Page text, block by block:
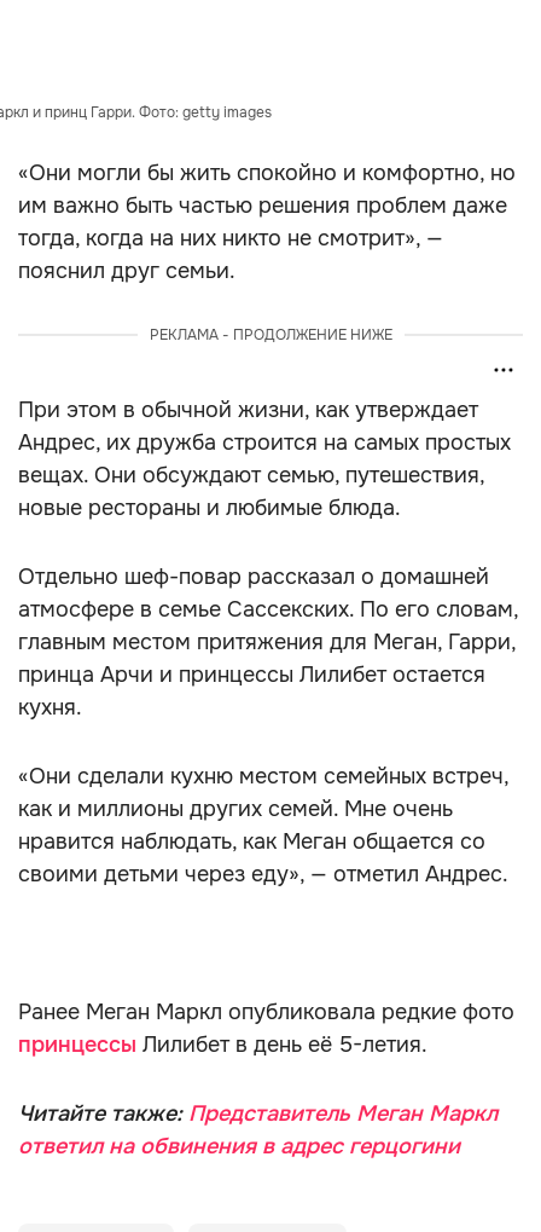
и принц Гарри. Фото: getty images
«Они могли бы жить спокойно и комфортно, но
им важно быть частью решения проблем даже
тогда, когда на них никто не смотрит», —
пояснил друг семьи.
РЕКЛАМА - ПРОДОЛЖЕНИЕ НИЖЕ
При этом в обычной жизни, как утверждает
Андрес, их дружба строится на самых простых
вещах. Они обсуждают семью, путешествия,
новые рестораны и любимые блюда.
Отдельно шеф-повар рассказал о домашней
атмосфере в семье Сассекских. По его словам,
главным местом притяжения для Меган, Гарри,
принца Арчи и принцессы Лилибет остается
кухня.
«Они сделали кухню местом семейных встреч,
как и миллионы других семей. Мне очень
нравится наблюдать, как Меган общается со
своими детьми через еду», — отметил Андрес.
Ранее Меган Маркл опубликовала редкие фото
принцессы Лилибет в день её 5-летия.
Читайте также: Представитель Меган Маркл
ответил на обвинения в адрес герцогини